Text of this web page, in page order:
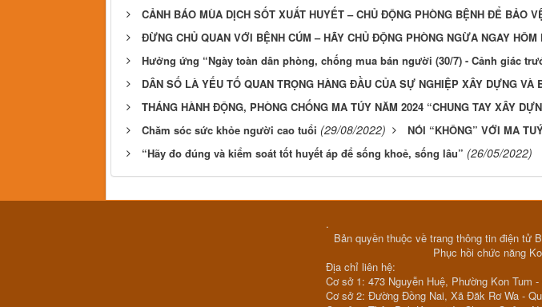
CẢNH BÁO MÙA DỊCH SỐT XUẤT HUYẾT – CHỦ ĐỘNG PHÒNG BỆNH ĐỂ BẢO
ĐỪNG CHỦ QUAN VỚI BỆNH CÚM – HÃY CHỦ ĐỘNG PHÒNG NGỪA NGAY HÔM
Hưởng ứng “Ngày toàn dân phòng, chống mua bán người (30/7) - Cảnh giác
DÂN SỐ LÀ YẾU TỐ QUAN TRỌNG HÀNG ĐẦU CỦA SỰ NGHIỆP XÂY DỰNG VÀ
THÁNG HÀNH ĐỘNG, PHÒNG CHỐNG MA TÚY NĂM 2024 “CHUNG TAY XÂY
Chăm sóc sức khỏe người cao tuổi (29/08/2022) NÓI “KHÔNG” VỚI MA
“Hãy đo đúng và kiểm soát tốt huyết áp để sống khoẻ, sống lâu” (26/05/2022)
.
Bản quyền thuộc về trang thông tin điện tử
Phục hồi chức năng
Địa chỉ liên hệ:
Cơ sở 1: 473 Nguyễn Huệ, Phường Kon Tum -
Cơ sở 2: Đường Đồng Nai, Xã Đăk Rơ Wa -